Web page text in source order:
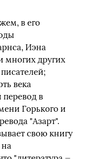
в его
Иэна
многих других
века
в
Горького и
"Азарт".
свою книгу
на